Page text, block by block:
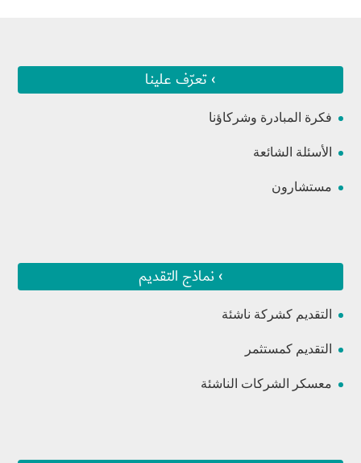
› تعرّف علينا
فكرة المبادرة وشركاؤنا
الأسئلة الشائعة
مستشارون
› نماذج التقديم
التقديم كشركة ناشئة
التقديم كمستثمر
معسكر الشركات الناشئة